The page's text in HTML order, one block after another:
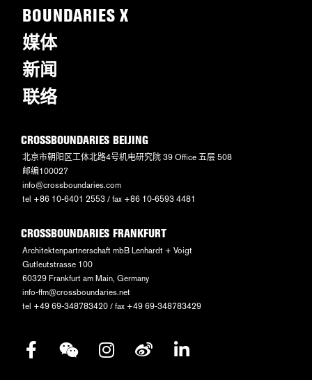
BOUNDARIES X
媒体
新闻
联络
CROSSBOUNDARIES BEIJING
北京市朝阳区工体北路4号机电研究院 39 Office 五层 508
邮编100027
info@crossboundaries.com
tel +86 10-6401 2553 / fax +86 10-6593 4481
CROSSBOUNDARIES FRANKFURT
Architektenpartnerschaft mbB Lenhardt + Voigt
Gutleutstrasse 100
60329 Frankfurt am Main, Germany
info-ffm@crossboundaries.net
tel +49 69-348783420 / fax +49 69-348783429